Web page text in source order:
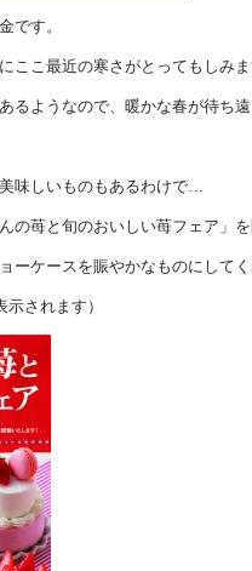
です。
ここ最近の寒さがとってもしみ
るようなので、暖かな春が待ち
味しいものもあるわけで…
の苺と旬のおいしい苺フェア」
ーケースを賑やかなものにして
示されます）